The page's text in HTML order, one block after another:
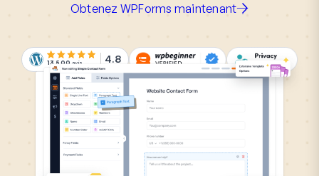
Obtenez WPForms maintenant
13 500 avis 4.8